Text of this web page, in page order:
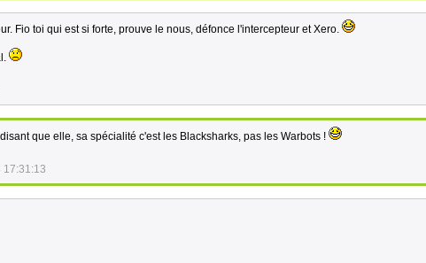
Fio toi qui est si forte, prouve le nous, défonce l'intercepteur et Xero.
que elle, sa spécialité c'est les Blacksharks, pas les Warbots !
17:31:13